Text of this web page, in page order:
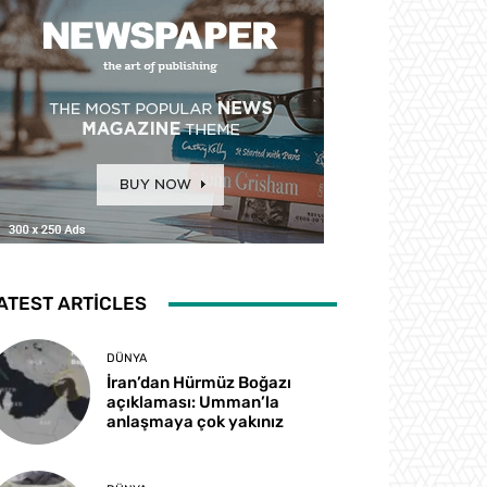
ARTICLES
DÜNYA
İran’dan Hürmüz Boğazı
açıklaması: Umman’la
anlaşmaya çok yakınız